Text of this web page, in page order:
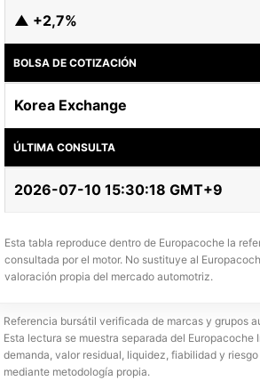
▲ +2,7%
BOLSA DE COTIZACIÓN
Korea Exchange
ÚLTIMA CONSULTA
2026-07-10 15:30:18 GMT+9
Esta tabla reproduce dentro de Europacoche la
consultada por el motor. No sustituye al
valoración propia del mercado automotriz.
Referencia bursátil verificada de marcas y grupos
Esta lectura se muestra separada del Europacoche
demanda, valor residual, liquidez, fiabilidad y
mediante metodología propia.